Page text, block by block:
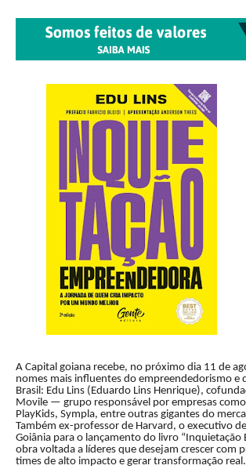
A Capital goiana recebe, no próximo dia 11 de
nomes mais influentes do empreendedorismo e
Brasil: Edu Lins (Eduardo Lins Henrique),
Movile — grupo responsável por empresas
PlayKids, Sympla, entre outras gigantes do
Também ex-professor de Harvard, o executivo
Goiânia para o lançamento do livro “Inquietação
obra voltada a líderes que desejam crescer com
times de alto impacto e gerar transformação real.